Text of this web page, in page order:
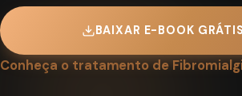
BAIXAR E-BOOK GRÁTIS
Conheça o tratamento de